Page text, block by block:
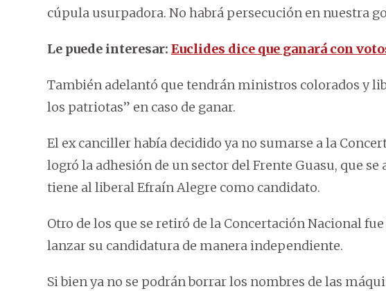
cúpula usurpadora. No habrá persecución en nuestra
Le puede interesar: Euclides dice que ganará con
También adelantó que tendrán ministros colorados y
los patriotas” en caso de ganar.
El ex canciller había decidido ya no sumarse a la
logró la adhesión de un sector del Frente Guasu, que
tiene al liberal Efraín Alegre como candidato.
Otro de los que se retiró de la Concertación Nacional
lanzar su candidatura de manera independiente.
Si bien ya no se podrán borrar los nombres de las